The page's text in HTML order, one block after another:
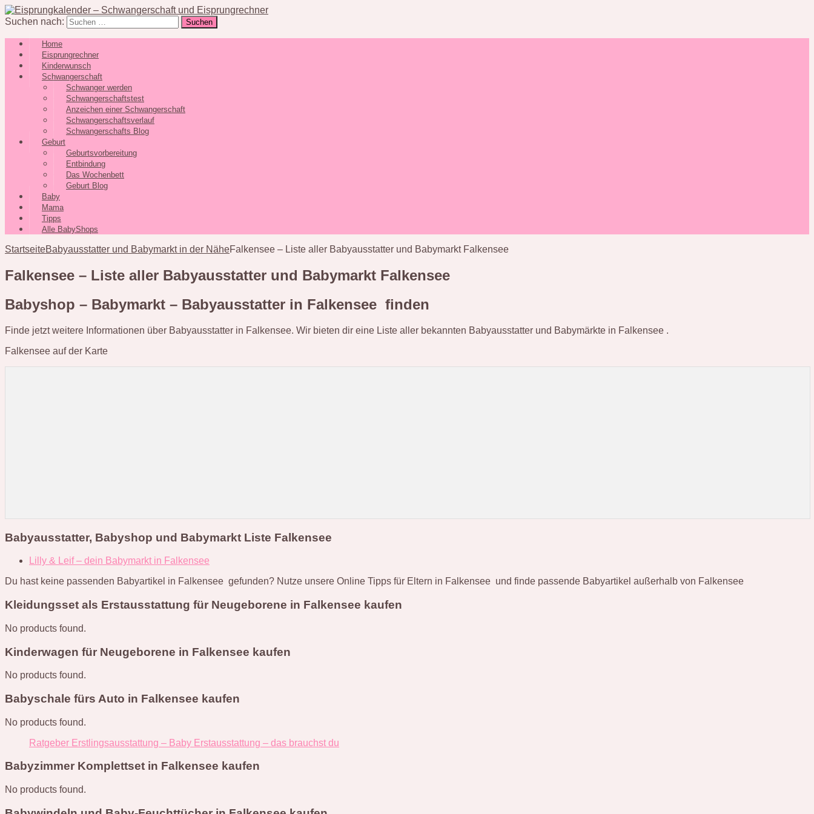
Suchen nach:
Home
Eisprungrechner
Kinderwunsch
Schwangerschaft
Schwanger werden
Schwangerschaftstest
Anzeichen einer Schwangerschaft
Schwangerschaftsverlauf
Schwangerschafts Blog
Geburt
Geburtsvorbereitung
Entbindung
Das Wochenbett
Geburt Blog
Baby
Mama
Tipps
Alle BabyShops
StartseiteBabyausstatter und Babymarkt in der NäheFalkensee – Liste aller Babyausstatter und Babymarkt Falkensee
Falkensee – Liste aller Babyausstatter und Babymarkt Falkensee
Babyshop – Babymarkt – Babyausstatter in Falkensee finden
Finde jetzt weitere Informationen über Babyausstatter in Falkensee. Wir bieten dir eine Liste aller bekannten Babyausstatter und Babymärkte in Falkensee .
Falkensee auf der Karte
Babyausstatter, Babyshop und Babymarkt Liste Falkensee
Lilly & Leif – dein Babymarkt in Falkensee
Du hast keine passenden Babyartikel in Falkensee gefunden? Nutze unsere Online Tipps für Eltern in Falkensee und finde passende Babyartikel außerhalb von Falkensee
Kleidungsset als Erstausstattung für Neugeborene in Falkensee kaufen
No products found.
Kinderwagen für Neugeborene in Falkensee kaufen
No products found.
Babyschale fürs Auto in Falkensee kaufen
No products found.
Ratgeber Erstlingsausstattung – Baby Erstausstattung – das brauchst du
Babyzimmer Komplettset in Falkensee kaufen
No products found.